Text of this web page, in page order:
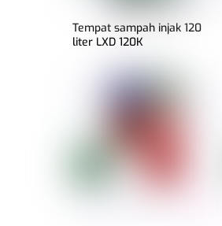
Tempat sampah injak 120
liter LXD 120K